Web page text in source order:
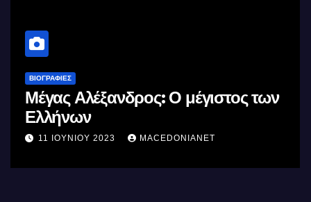
ΒΙΟΓΡΑΦΊΕΣ
Μέγας Αλέξανδρος: Ο μέγιστος των
Ελλήνων
11 ΙΟΥΝΊΟΥ 2023 MACEDONIANET